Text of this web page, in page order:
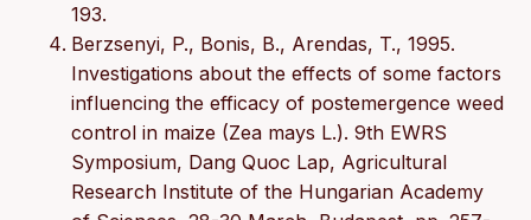
193.
Berzsenyi, P., Bonis, B., Arendas, T., 1995.
Investigations about the effects of some factors
influencing the efficacy of postemergence weed
control in maize (Zea mays L.). 9th EWRS
Symposium, Dang Quoc Lap, Agricultural
Research Institute of the Hungarian Academy